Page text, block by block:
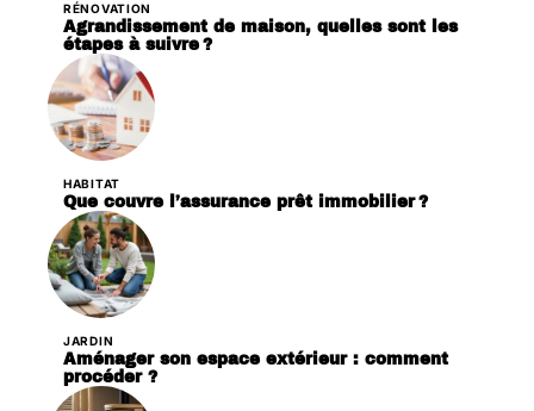
RÉNOVATION
Agrandissement de maison, quelles sont les
étapes à suivre ?
HABITAT
Que couvre l’assurance prêt immobilier ?
JARDIN
Aménager son espace extérieur : comment
procéder ?